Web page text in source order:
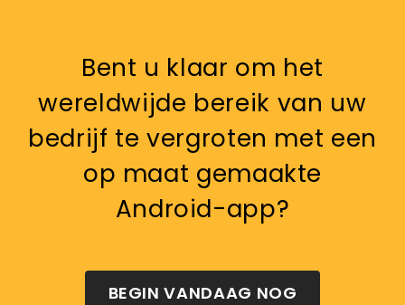
Bent u klaar om het
wereldwijde bereik van uw
bedrijf te vergroten met een
op maat gemaakte
Android-app?
BEGIN VANDAAG NOG